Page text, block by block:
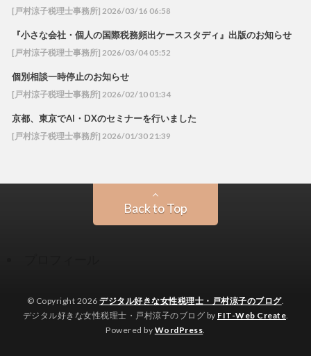
[戸村涼子税理士事務所] 2026/03/16 06:58
『小さな会社・個人の国際税務頻出ケーススタディ』出版のお知らせ
[戸村涼子税理士事務所] 2026/03/04 05:52
個別相談一時停止のお知らせ
[戸村涼子税理士事務所] 2026/02/10 01:34
京都、東京でAI・DXのセミナーを行いました
[戸村涼子税理士事務所] 2026/01/30 21:39
Back to Top
© Copyright 2026デジタル好きな女性税理士・戸村涼子のブログ.
デジタル好きな女性税理士・戸村涼子のブログ by FIT-Web Create.
Powered by WordPress.